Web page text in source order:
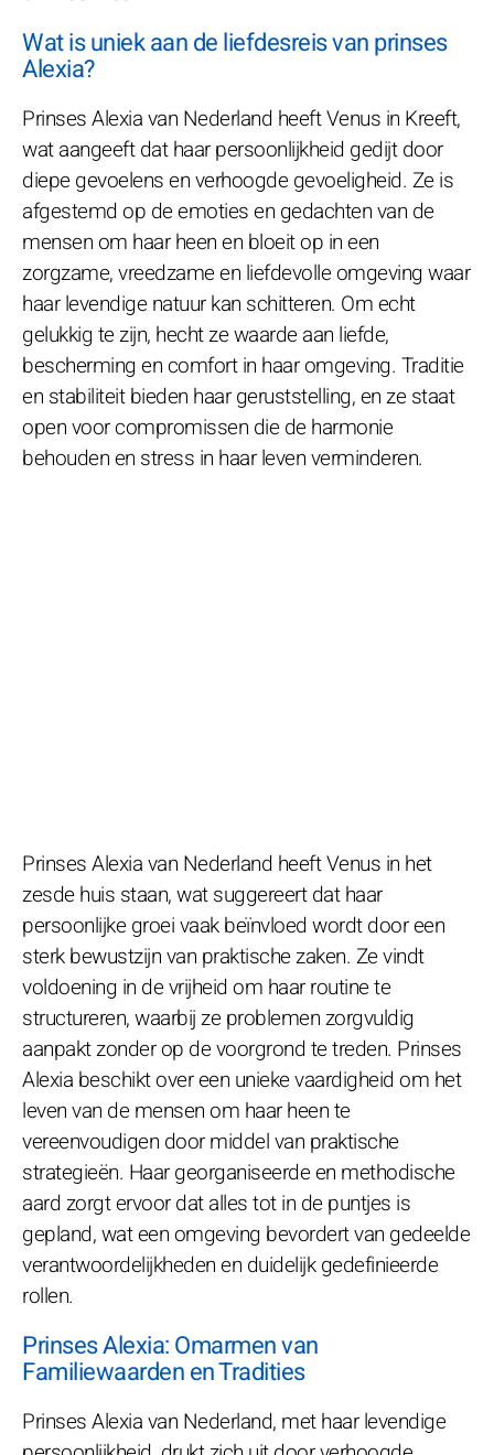
Wat is uniek aan de liefdesreis van prinses
Alexia?
Prinses Alexia van Nederland heeft Venus in Kreeft,
wat aangeeft dat haar persoonlijkheid gedijt door
diepe gevoelens en verhoogde gevoeligheid. Ze is
afgestemd op de emoties en gedachten van de
mensen om haar heen en bloeit op in een
zorgzame, vreedzame en liefdevolle omgeving waar
haar levendige natuur kan schitteren. Om echt
gelukkig te zijn, hecht ze waarde aan liefde,
bescherming en comfort in haar omgeving. Traditie
en stabiliteit bieden haar geruststelling, en ze staat
open voor compromissen die de harmonie
behouden en stress in haar leven verminderen.
Prinses Alexia van Nederland heeft Venus in het
zesde huis staan, wat suggereert dat haar
persoonlijke groei vaak beïnvloed wordt door een
sterk bewustzijn van praktische zaken. Ze vindt
voldoening in de vrijheid om haar routine te
structureren, waarbij ze problemen zorgvuldig
aanpakt zonder op de voorgrond te treden. Prinses
Alexia beschikt over een unieke vaardigheid om het
leven van de mensen om haar heen te
vereenvoudigen door middel van praktische
strategieën. Haar georganiseerde en methodische
aard zorgt ervoor dat alles tot in de puntjes is
gepland, wat een omgeving bevordert van gedeelde
verantwoordelijkheden en duidelijk gedefinieerde
rollen.
Prinses Alexia: Omarmen van
Familiewaarden en Tradities
Prinses Alexia van Nederland, met haar levendige